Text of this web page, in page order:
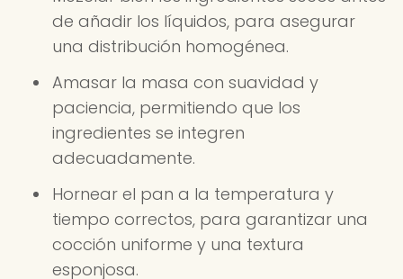
de añadir los líquidos, para asegurar
una distribución homogénea.
Amasar la masa con suavidad y
paciencia, permitiendo que los
ingredientes se integren
adecuadamente.
Hornear el pan a la temperatura y
tiempo correctos, para garantizar una
cocción uniforme y una textura
esponjosa.